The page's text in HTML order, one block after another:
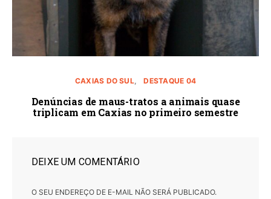
CAXIAS DO SUL DESTAQUE 04
Denúncias de maus-tratos a animais quase
triplicam em Caxias no primeiro semestre
DEIXE UM COMENTÁRIO
O SEU ENDEREÇO DE E-MAIL NÃO SERÁ PUBLICADO.